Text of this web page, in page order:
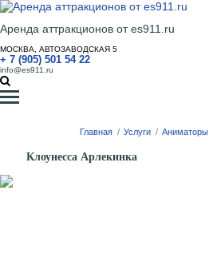
Аренда аттракционов от es911.ru
МОСКВА, АВТОЗАВОДСКАЯ 5
+ 7 (905) 501 54 22
info@es911.ru
Главная / Услуги / Аниматоры
Клоунесса Арлекинка